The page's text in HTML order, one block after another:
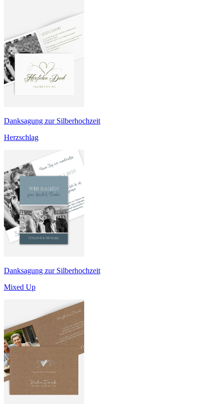
Danksagung zur Silberhochzeit
Herzschlag
Danksagung zur Silberhochzeit
Mixed Up